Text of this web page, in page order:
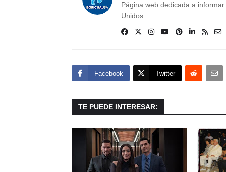
Página web dedicada a
Unidos.
Facebook Twitter
TE PUEDE INTERESAR: